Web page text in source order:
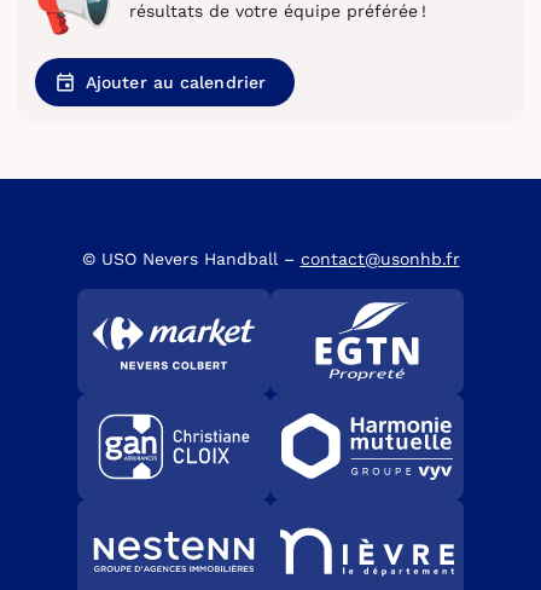
résultats de votre équipe préférée !
Ajouter au calendrier
© USO Nevers Handball – contact@usonhb.fr